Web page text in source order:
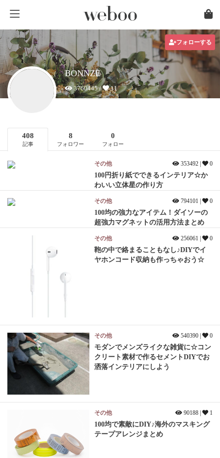
フォローする
BONNZE
3760445 / 11
408
記事
8
フォロワー
0
フォロー
その他 353492 | 0
100円折り紙でできるインテリア☆か
わいい立体星の作り方
その他 794101 | 0
100均の強力なアイテム！ダイソーの
超強力マグネットの活用方法まとめ
その他 256061 | 0
鞄の中で絡まることもなし♪DIYでイ
ヤホンコード収納も作っちゃおう☆
その他 540390 | 0
モダンでメンズライクな雑貨に☆コン
クリート素材で作るセメントDIYでお
洒落インテリアにしよう
その他 90188 | 1
100均で素敵にDIY♪海外のマスキング
テープアレンジまとめ